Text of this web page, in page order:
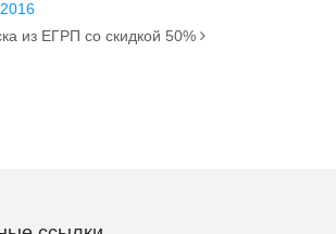
из ЕГРП со скидкой 50%